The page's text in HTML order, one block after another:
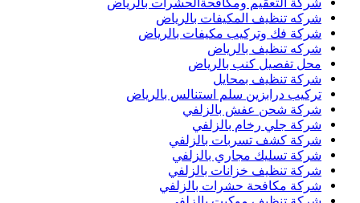
شركه تنظيف المكيفات بالرياض
شركة فك وتركيب مكيفات بالرياض
شركه تنظيف بالرياض
محل تفصيل كنب بالرياض
شركة تنظيف بمحايل
تركيب درابزين سلم استنالس بالرياض
شركة شحن عفش بالزلفي
شركة جلي رخام بالزلفي
شركة كشف تسربات بالزلفي
شركة تسليك مجاري بالزلفي
شركة تنظيف خزانات بالزلفي
شركة مكافحة حشرات بالزلفي